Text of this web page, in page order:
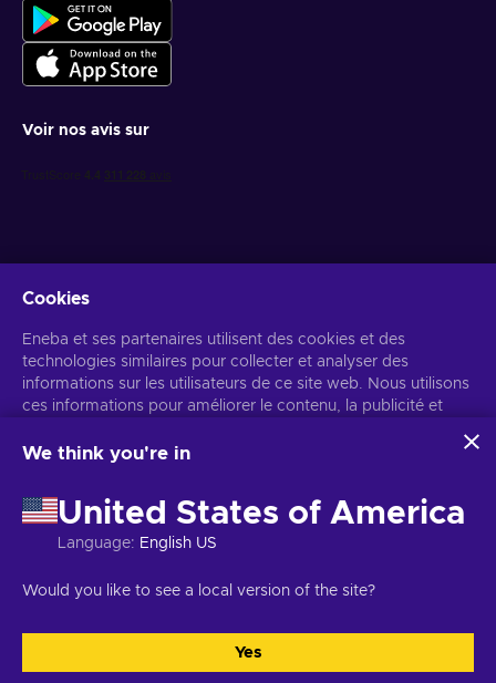
Voir nos avis sur
S’abonner
Vous pouvez vous désabonner à tout moment. Consultez l'avis de
Copyright © 2026 Eneba. Tous droits réservés. SARL Helis play,
Cookies
Eneba et ses partenaires utilisent des cookies et des
technologies similaires pour collecter et analyser des
informations sur les utilisateurs de ce site web. Nous utilisons
ces informations pour améliorer le contenu, la publicité et
également être utilisées pour personnaliser les annonces.
l'utilisation de ces technologies par Eneba et ses partenaires.
Vous pouvez ajuster votre consentement en cliquant sur
« Personnaliser ».
Google, consultezSécurité et confidentialité Google Business
We think you're in
United States of America
Language: English US
Would you like to see a local version of the site?
Yes